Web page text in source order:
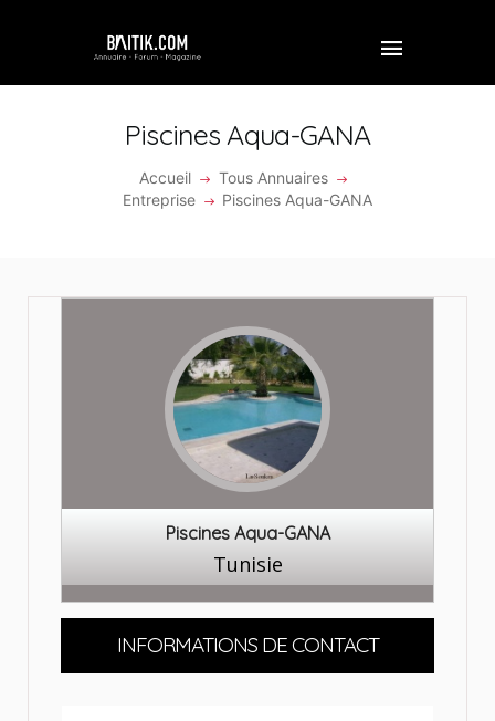
Piscines Aqua-GANA
Accueil
Tous Annuaires
Entreprise
Piscines Aqua-GANA
ACCUEIL
ENTREPRISE
REJOINDRE BAITIK
Piscines Aqua-GANA
Tunisie
INFORMATIONS DE CONTACT